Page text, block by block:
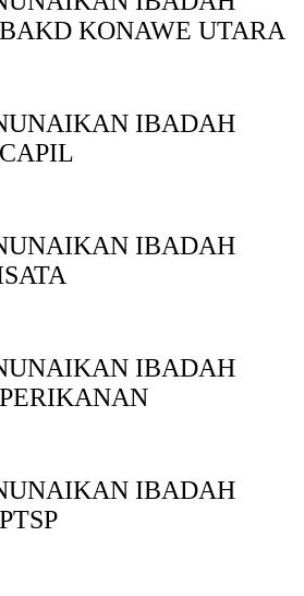
KONAWE UTARA
IBADAH
IBADAH
IBADAH
IBADAH